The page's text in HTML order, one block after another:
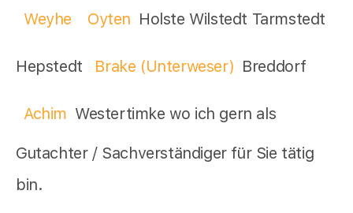
Weyhe Oyten Holste Wilstedt Tarmstedt
Hepstedt Brake (Unterweser) Breddorf
Achim Westertimke wo ich gern als
Gutachter / Sachverständiger für Sie tätig
bin.